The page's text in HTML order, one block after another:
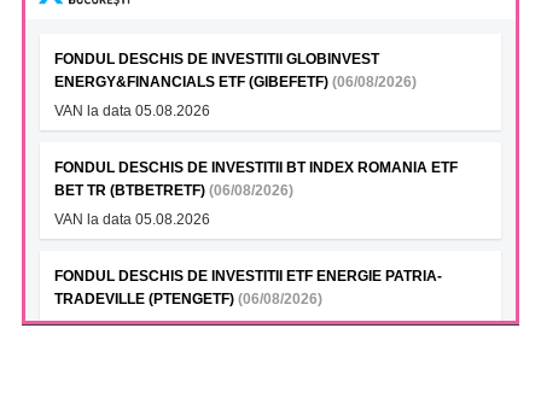
FONDUL DESCHIS DE INVESTITII GLOBINVEST
ENERGY&FINANCIALS ETF (GIBEFETF) (06/08/2026)
VAN la data 05.08.2026
FONDUL DESCHIS DE INVESTITII BT INDEX ROMANIA ETF
BET TR (BTBETRETF) (06/08/2026)
VAN la data 05.08.2026
FONDUL DESCHIS DE INVESTITII ETF ENERGIE PATRIA-
TRADEVILLE (PTENGETF) (06/08/2026)
VAN la data 05.08.2026